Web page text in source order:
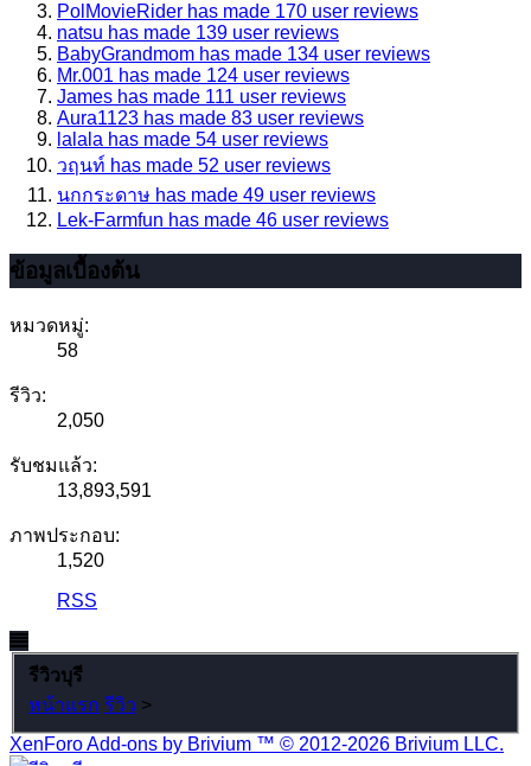
PolMovieRider has made 170 user reviews
natsu has made 139 user reviews
BabyGrandmom has made 134 user reviews
Mr.001 has made 124 user reviews
James has made 111 user reviews
Aura1123 has made 83 user reviews
lalala has made 54 user reviews
วฤนท์ has made 52 user reviews
นกกระดาษ has made 49 user reviews
Lek-Farmfun has made 46 user reviews
ข้อมูลเบื้องต้น
หมวดหมู่:
58
รีวิว:
2,050
รับชมแล้ว:
13,893,591
ภาพประกอบ:
1,520
RSS
รีวิวบุรี
หน้าแรก รีวิว >
XenForo Add-ons by Brivium ™ © 2012-2026 Brivium LLC.